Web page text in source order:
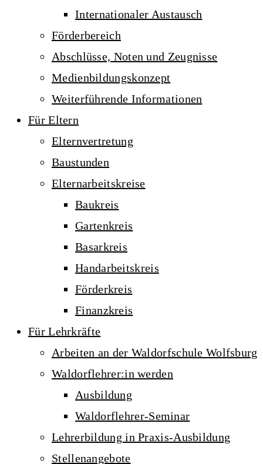
Internationaler Austausch
Förderbereich
Abschlüsse, Noten und Zeugnisse
Medienbildungskonzept
Weiterführende Informationen
Für Eltern
Elternvertretung
Baustunden
Elternarbeitskreise
Baukreis
Gartenkreis
Basarkreis
Handarbeitskreis
Förderkreis
Finanzkreis
Für Lehrkräfte
Arbeiten an der Waldorfschule Wolfsburg
Waldorflehrer:in werden
Ausbildung
Waldorflehrer-Seminar
Lehrerbildung in Praxis-Ausbildung
Stellenangebote